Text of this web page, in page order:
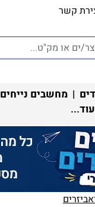
קשר
| מחשבים נייחים